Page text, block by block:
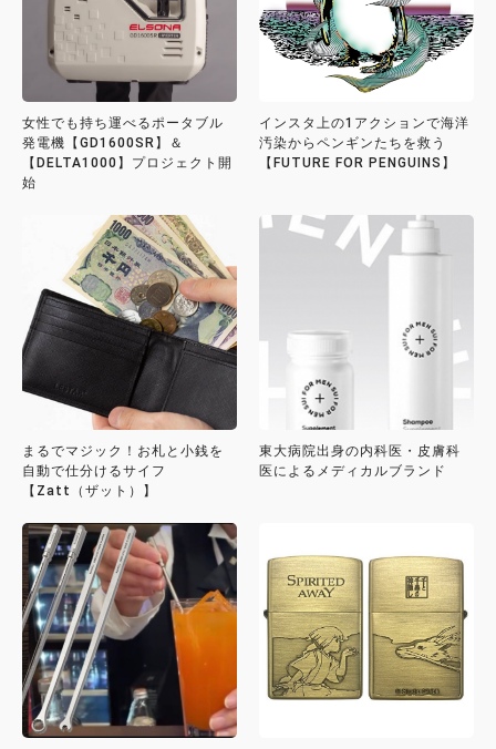
女性でも持ち運べるポータブル
発電機【GD1600SR】＆
【DELTA1000】プロジェクト開
始
インスタ上の1アクションで海洋
汚染からペンギンたちを救う
【FUTURE FOR PENGUINS】
まるでマジック！お札と小銭を
自動で仕分けるサイフ
【Zatt（ザット）】
東大病院出身の内科医・皮膚科
医によるメディカルブランド